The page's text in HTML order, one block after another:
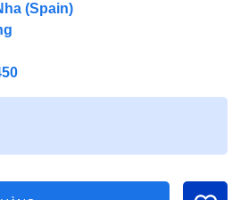
(Spain)